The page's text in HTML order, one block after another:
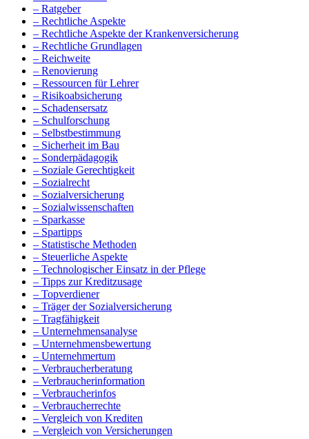
– Ratgeber
– Rechtliche Aspekte
– Rechtliche Aspekte der Krankenversicherung
– Rechtliche Grundlagen
– Reichweite
– Renovierung
– Ressourcen für Lehrer
– Risikoabsicherung
– Schadensersatz
– Schulforschung
– Selbstbestimmung
– Sicherheit im Bau
– Sonderpädagogik
– Soziale Gerechtigkeit
– Sozialrecht
– Sozialversicherung
– Sozialwissenschaften
– Sparkasse
– Spartipps
– Statistische Methoden
– Steuerliche Aspekte
– Technologischer Einsatz in der Pflege
– Tipps zur Kreditzusage
– Topverdiener
– Träger der Sozialversicherung
– Tragfähigkeit
– Unternehmensanalyse
– Unternehmensbewertung
– Unternehmertum
– Verbraucherberatung
– Verbraucherinformation
– Verbraucherinfos
– Verbraucherrechte
– Vergleich von Krediten
– Vergleich von Versicherungen